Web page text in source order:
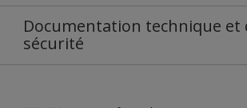
Documentation technique et
sécurité